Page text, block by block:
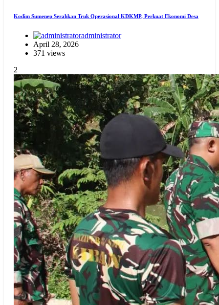
Kodim Sumenep Serahkan Truk Operasional KDKMP, Perkuat Ekonomi Desa
administrator
April 28, 2026
371 views
2